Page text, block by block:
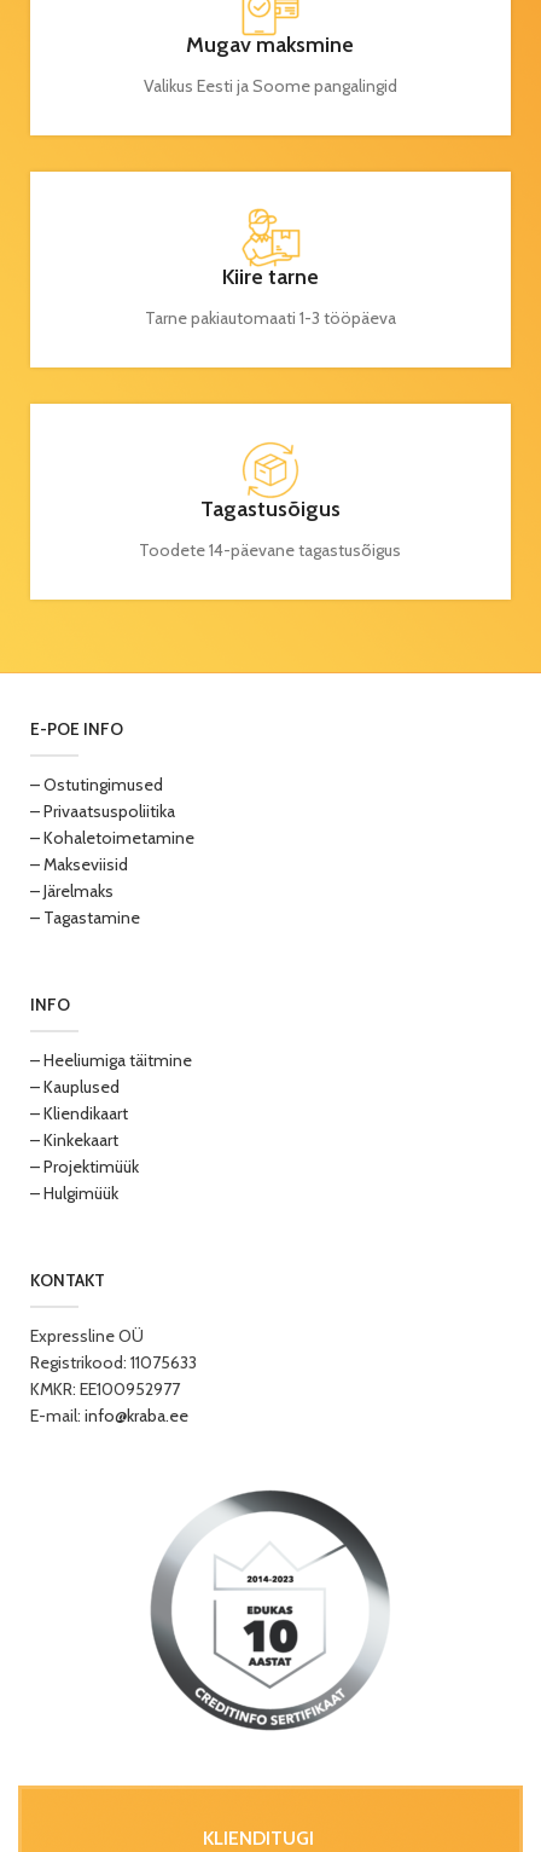
Mugav maksmine
Valikus Eesti ja Soome pangalingid
Kiire tarne
Tarne pakiautomaati 1-3 tööpäeva
Tagastusõigus
Toodete 14-päevane tagastusõigus
E-POE INFO
– Ostutingimused
– Privaatsuspoliitika
– Kohaletoimetamine
– Makseviisid
– Järelmaks
– Tagastamine
INFO
– Heeliumiga täitmine
– Kauplused
– Kliendikaart
– Kinkekaart
– Projektimüük
– Hulgimüük
KONTAKT
Expressline OÜ
Registrikood: 11075633
KMKR: EE100952977
E-mail: info@kraba.ee
KLIENDITUGI